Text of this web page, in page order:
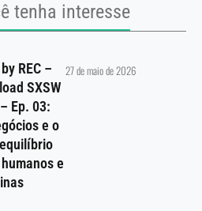
tenha interesse
REC –
SXSW
Ep. 03:
e o
e
27 de maio de 2026